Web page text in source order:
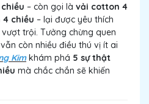
– còn gọi là vải cotton 4
chiều – lại được yêu thích
trội. Tưởng chừng quen
còn nhiều điều thú vị ít ai
Kimkhám phá 5 sự thật
mà chắc chắn sẽ khiến